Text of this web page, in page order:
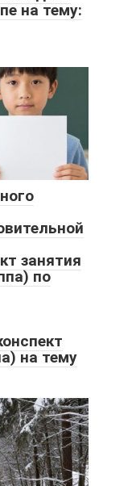
на тему:
занятия
по
на тему